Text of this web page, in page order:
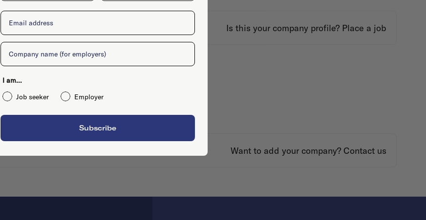
Is this your company profile? Place a job
Want to add your company? Contact us
Email
Company
I am...
Job seeker
Employer
Subscribe